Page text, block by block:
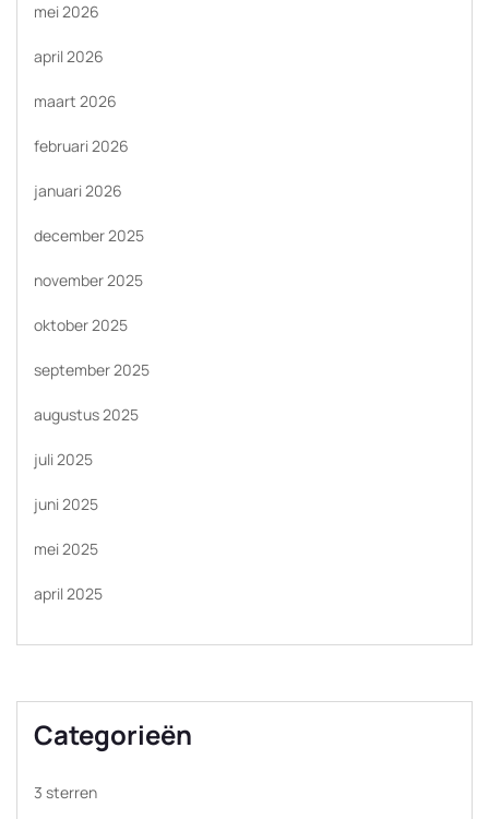
mei 2026
april 2026
maart 2026
februari 2026
januari 2026
december 2025
november 2025
oktober 2025
september 2025
augustus 2025
juli 2025
juni 2025
mei 2025
april 2025
Categorieën
3 sterren